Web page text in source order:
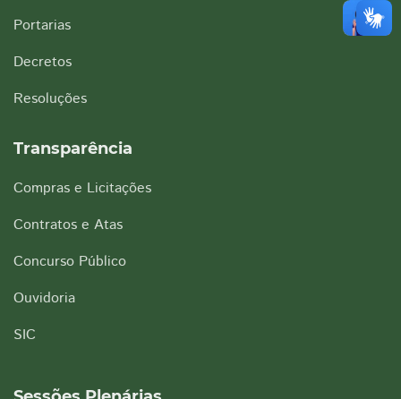
Portarias
Decretos
Resoluções
Transparência
Compras e Licitações
Contratos e Atas
Concurso Público
Ouvidoria
SIC